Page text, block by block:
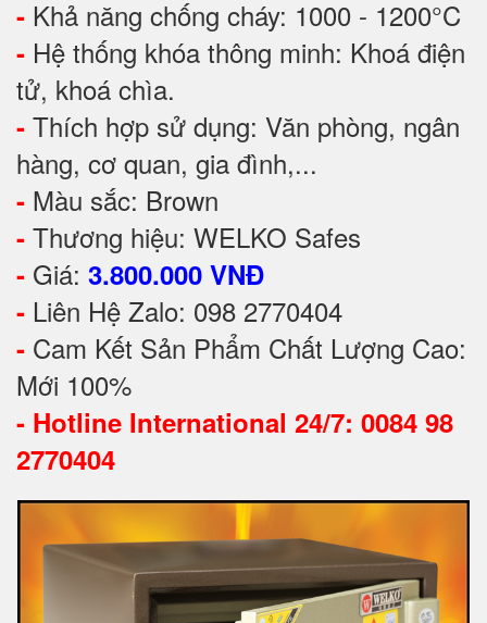
- Khả năng chống cháy: 1000 - 1200°C
- Hệ thống khóa thông minh: Khoá điện
tử, khoá chìa.
- Thích hợp sử dụng: Văn phòng, ngân
hàng, cơ quan, gia đình,...
- Màu sắc: Brown
- Thương hiệu: WELKO Safes
- Giá: 3.800.000 VNĐ
- Liên Hệ Zalo: 098 2770404
- Cam Kết Sản Phẩm Chất Lượng Cao:
Mới 100%
- Hotline International 24/7: 0084 98
2770404